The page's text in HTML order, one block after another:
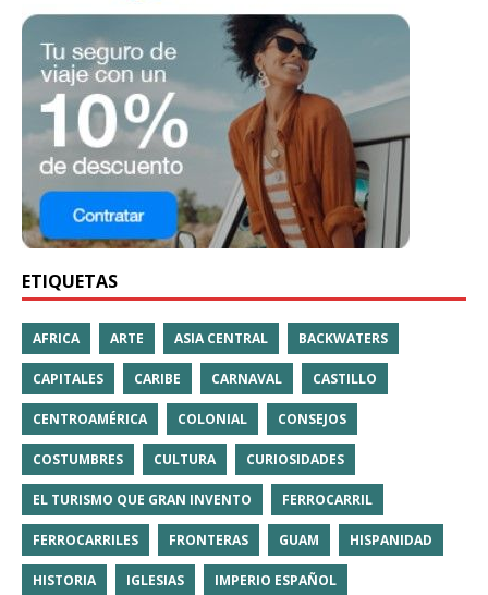
ETIQUETAS
AFRICA ARTE ASIA CENTRAL BACKWATERS
CAPITALES CARIBE CARNAVAL CASTILLO
CENTROAMÉRICA COLONIAL CONSEJOS
COSTUMBRES CULTURA CURIOSIDADES
EL TURISMO QUE GRAN INVENTO FERROCARRIL
FERROCARRILES FRONTERAS GUAM HISPANIDAD
HISTORIA IGLESIAS IMPERIO ESPAÑOL